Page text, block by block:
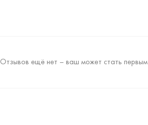
Отзывов ещё нет – ваш может стать первым